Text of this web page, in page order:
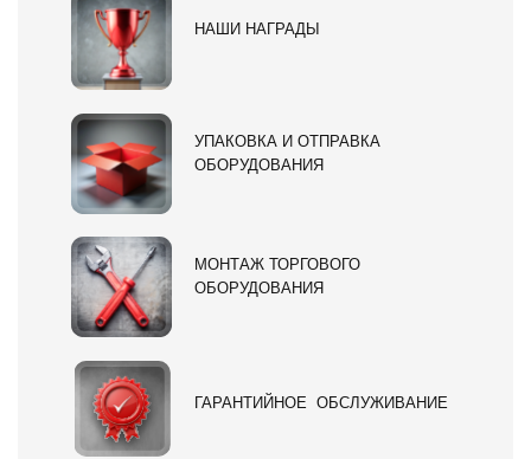
НАШИ НАГРАДЫ
УПАКОВКА И ОТПРАВКА
ОБОРУДОВАНИЯ
МОНТАЖ ТОРГОВОГО
ОБОРУДОВАНИЯ
ГАРАНТИЙНОЕ ОБСЛУЖИВАНИЕ